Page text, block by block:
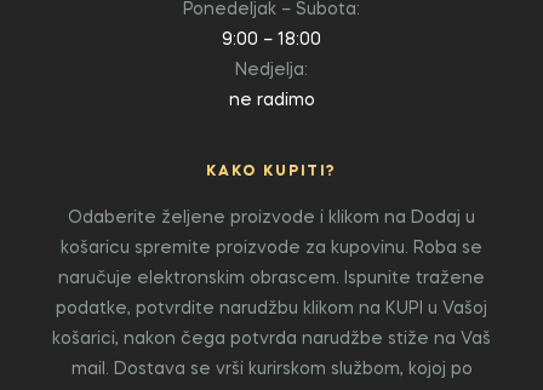
Ponedeljak – Subota:
9:00 – 18:00
Nedjelja:
ne radimo
KAKO KUPITI?
Odaberite željene proizvode i klikom na Dodaj u
košaricu spremite proizvode za kupovinu. Roba se
naručuje elektronskim obrascem. Ispunite tražene
podatke, potvrdite narudžbu klikom na KUPI u Vašoj
košarici, nakon čega potvrda narudžbe stiže na Vaš
mail. Dostava se vrši kurirskom službom, kojoj po